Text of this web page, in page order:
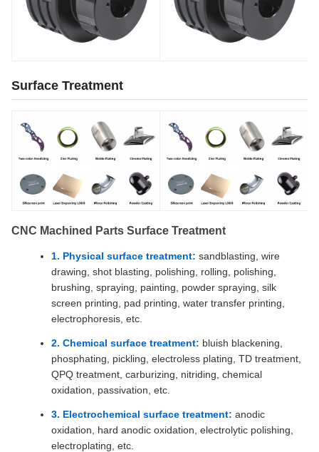
Surface Treatment
CNC Machined Parts Surface Treatment
1. Physical surface treatment: sandblasting, wire
drawing, shot blasting, polishing, rolling, polishing,
brushing, spraying, painting, powder spraying, silk
screen printing, pad printing, water transfer printing,
electrophoresis, etc.
2. Chemical surface treatment: bluish blackening,
phosphating, pickling, electroless plating, TD treatment,
QPQ treatment, carburizing, nitriding, chemical
oxidation, passivation, etc.
3. Electrochemical surface treatment: anodic
oxidation, hard anodic oxidation, electrolytic polishing,
electroplating, etc.